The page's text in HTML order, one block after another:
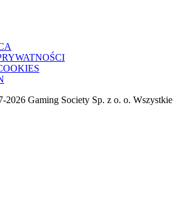
Gaming Society Sp. z o. o. Wszystkie